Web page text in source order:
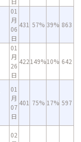
01
月
06
日
431 57% 39% 863
01
月
26
日
422149%10% 642
01
月
07
日
401 75% 17% 597
02